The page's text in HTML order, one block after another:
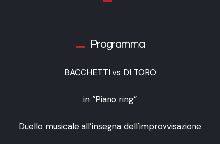
Programma
BACCHETTI vs DI TORO
in “Piano ring”
Duello musicale all’insegna dell’improvvisazione